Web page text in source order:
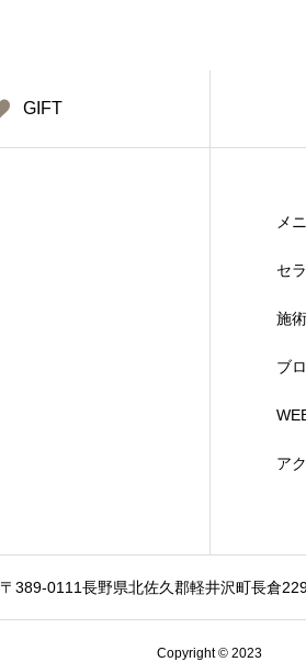
GIFT
メ
セ
施
ブ
ア
〒389-0111長野県北佐久郡軽井沢町長倉
Copyright © 2023